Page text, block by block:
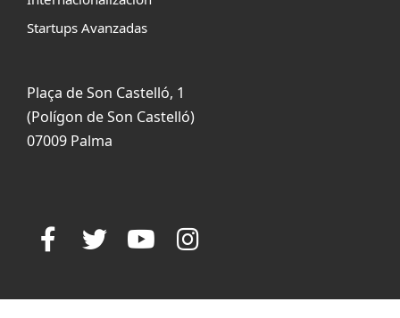
Startups Avanzadas
Plaça de Son Castelló, 1
(Polígon de Son Castelló)
07009 Palma